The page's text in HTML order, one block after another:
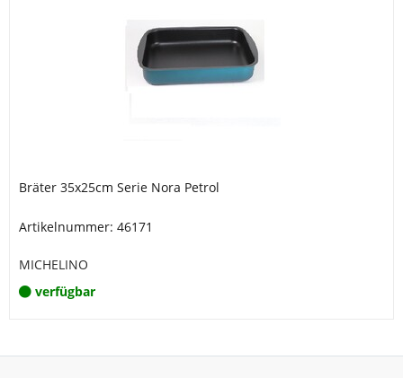
Bräter 35x25cm Serie Nora Petrol
Artikelnummer: 46171
MICHELINO
verfügbar